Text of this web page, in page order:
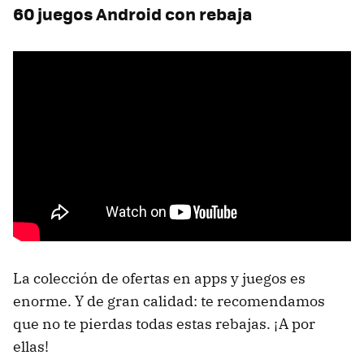
60 juegos Android con rebaja
La colección de ofertas en apps y juegos es
enorme. Y de gran calidad: te recomendamos
que no te pierdas todas estas rebajas. ¡A por
ellas!